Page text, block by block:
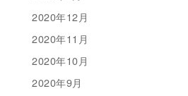
2020年12月
2020年11月
2020年10月
2020年9月